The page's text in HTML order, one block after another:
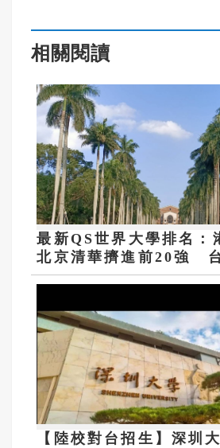
相關閱讀
最新QS世界大學排名：
北京清華擠進前20強
【陸校對台招生】深圳